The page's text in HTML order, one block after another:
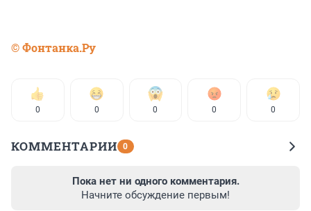
© Фонтанка.Ру
0 0 0 0 0
КОММЕНТАРИИ 0
Пока нет ни одного комментария.
Начните обсуждение первым!